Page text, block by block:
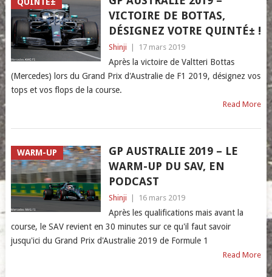
VICTOIRE DE BOTTAS,
DÉSIGNEZ VOTRE QUINTÉ± !
Shinji 17 mars 2019
Après la victoire de Valtteri Bottas
(Mercedes) lors du Grand Prix d'Australie de F1 2019, désignez vos
tops et vos flops de la course.
Read More
WARM-UP
GP AUSTRALIE 2019 – LE
WARM-UP DU SAV, EN
PODCAST
Shinji 16 mars 2019
Après les qualifications mais avant la
course, le SAV revient en 30 minutes sur ce qu'il faut savoir
jusqu'ici du Grand Prix d'Australie 2019 de Formule 1
Read More